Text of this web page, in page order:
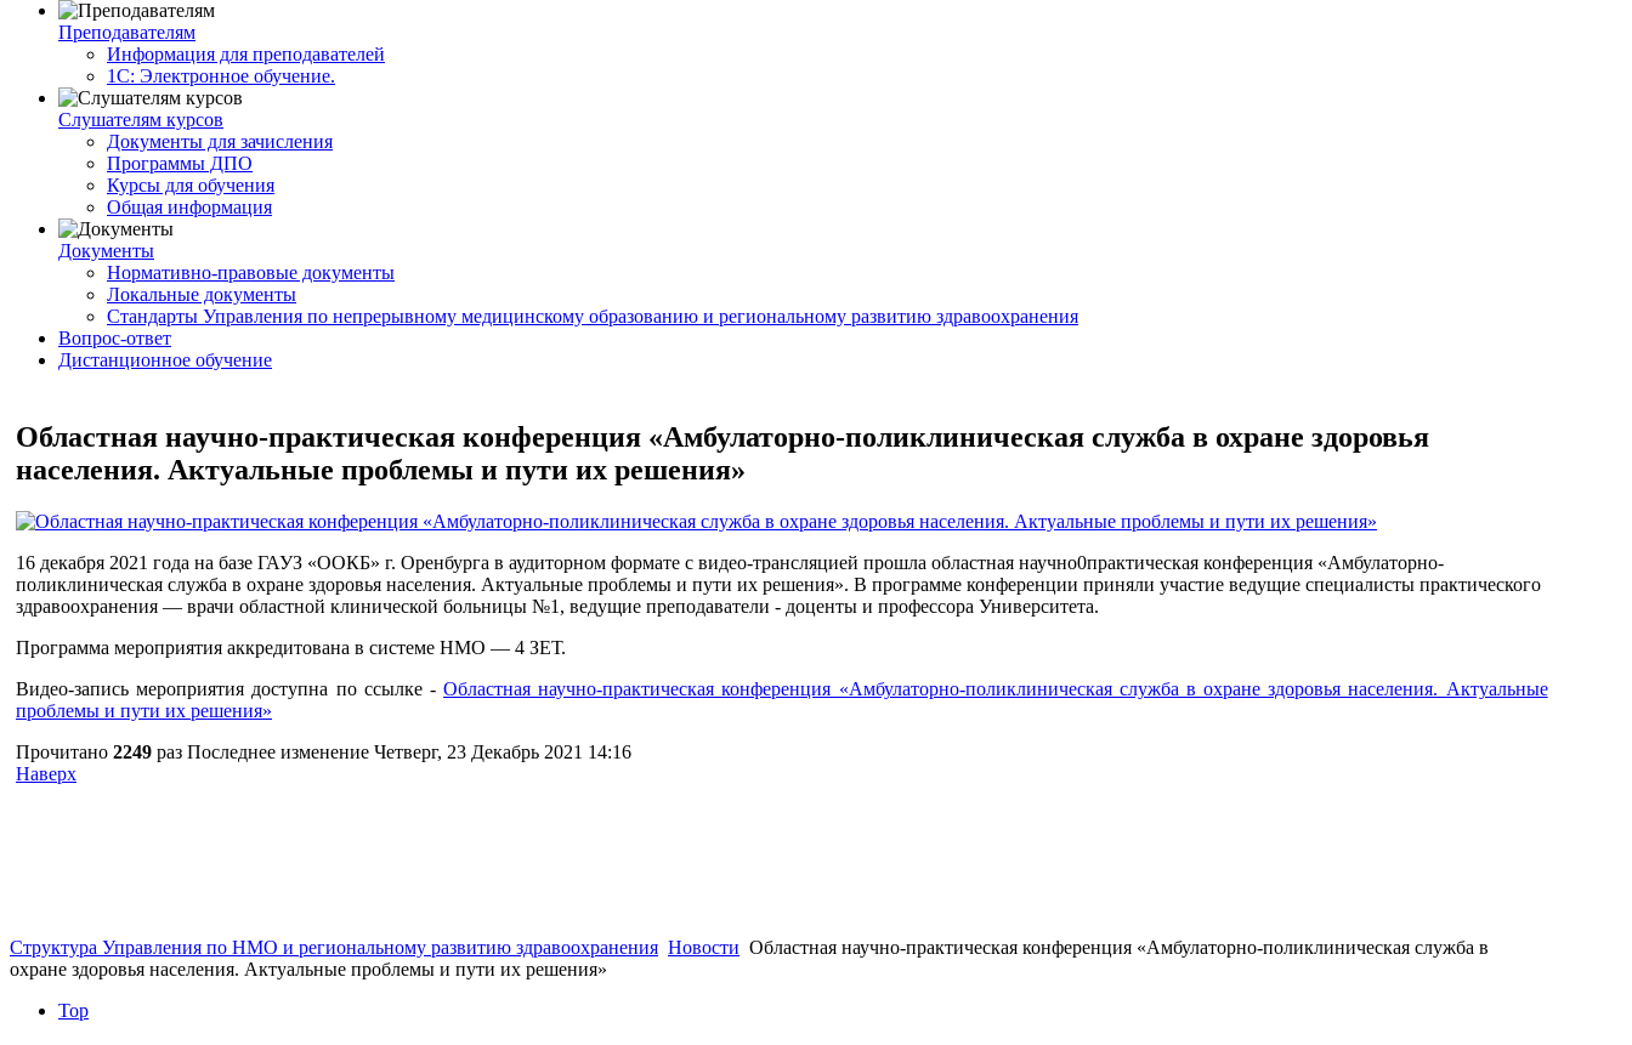
Преподавателям
Информация для преподавателей
1С: Электронное обучение.
Слушателям курсов
Документы для зачисления
Программы ДПО
Курсы для обучения
Общая информация
Документы
Нормативно-правовые документы
Локальные документы
Стандарты Управления по непрерывному медицинскому образованию и региональному развитию здравоохранения
Вопрос-ответ
Дистанционное обучение
Областная научно-практическая конференция «Амбулаторно-поликлиническая служба в охране здоровья
населения. Актуальные проблемы и пути их решения»
16 декабря 2021 года на базе ГАУЗ «ООКБ» г. Оренбурга в аудиторном формате с видео-трансляцией прошла областная научно0практическая конференция «Амбулаторно-
поликлиническая служба в охране здоровья населения. Актуальные проблемы и пути их решения». В программе конференции приняли участие ведущие специалисты практического
здравоохранения — врачи областной клинической больницы №1, ведущие преподаватели - доценты и профессора Университета.
Программа мероприятия аккредитована в системе НМО — 4 ЗЕТ.
Видео-запись мероприятия доступна по ссылке -Областная научно-практическая конференция «Амбулаторно-поликлиническая служба в охране здоровья населения. Актуальные
проблемы и пути их решения»
Прочитано 2249 раз Последнее изменение Четверг, 23 Декабрь 2021 14:16
Наверх
Структура Управления по НМО и региональному развитию здравоохранения Новости Областная научно-практическая конференция «Амбулаторно-поликлиническая служба в
охране здоровья населения. Актуальные проблемы и пути их решения»
Top